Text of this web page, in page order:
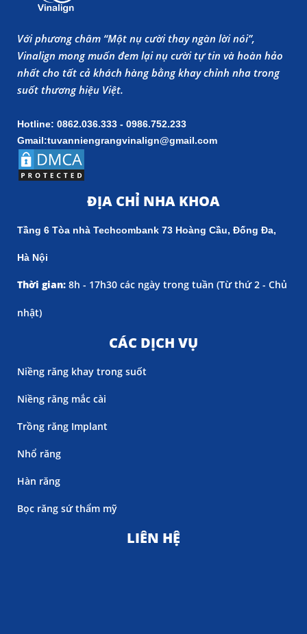
Với phương châm “Một nụ cười thay ngàn lời nói”,
Vinalign mong muốn đem lại nụ cười tự tin và hoàn hảo
nhất cho tất cả khách hàng bằng khay chỉnh nha trong
suốt thương hiệu Việt.
Hotline: 0862.036.333 - 0986.752.233
Gmail:tuvanniengrangvinalign@gmail.com
ĐỊA CHỈ NHA KHOA
Tầng 6 Tòa nhà Techcombank 73 Hoàng Cầu, Đống Đa,
Hà Nội
Thời gian: 8h - 17h30 các ngày trong tuần (Từ thứ 2 - Chủ
nhật)
CÁC DỊCH VỤ
Niềng răng khay trong suốt
Niềng răng mắc cài
Trồng răng Implant
Nhổ răng
Hàn răng
Bọc răng sứ thẩm mỹ
LIÊN HỆ